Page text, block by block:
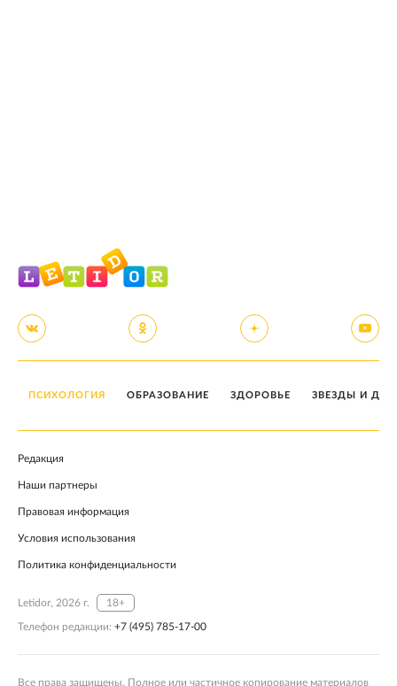
ПСИХОЛОГИЯ ОБРАЗОВАНИЕ ЗДОРОВЬЕ ЗВЕЗДЫ И
Редакция
Наши партнеры
Правовая информация
Условия использования
Политика конфиденциальности
Letidor, 2026 г. 18+
Телефон редакции: +7 (495) 785-17-00
Все права защищены. Полное или частичное копирование материалов